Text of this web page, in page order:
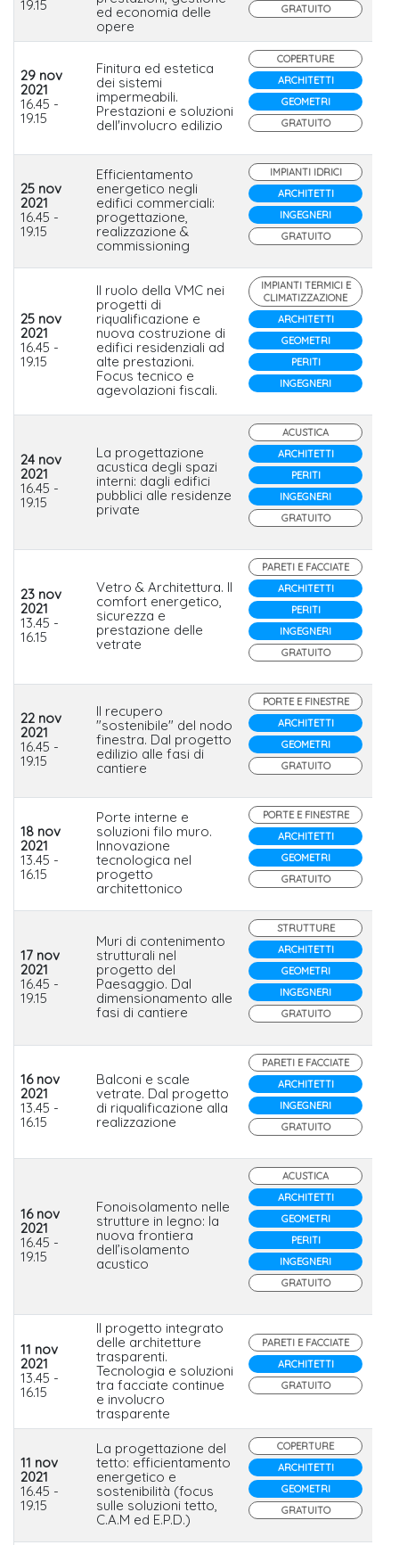
19.15
ed economia delle
opere
GRATUITO
29 nov
2021
16.45 -
19.15
Finitura ed estetica
dei sistemi
impermeabili.
Prestazioni e soluzioni
dell'involucro edilizio
COPERTURE
ARCHITETTI
GEOMETRI
GRATUITO
25 nov
2021
16.45 -
19.15
Efficientamento
energetico negli
edifici commerciali:
progettazione,
realizzazione &
commissioning
IMPIANTI IDRICI
ARCHITETTI
INGEGNERI
GRATUITO
25 nov
2021
16.45 -
19.15
Il ruolo della VMC nei
progetti di
riqualificazione e
nuova costruzione di
edifici residenziali ad
alte prestazioni.
Focus tecnico e
agevolazioni fiscali.
IMPIANTI TERMICI E
CLIMATIZZAZIONE
ARCHITETTI
GEOMETRI
PERITI
INGEGNERI
24 nov
2021
16.45 -
19.15
La progettazione
acustica degli spazi
interni: dagli edifici
pubblici alle residenze
private
ACUSTICA
ARCHITETTI
PERITI
INGEGNERI
GRATUITO
23 nov
2021
13.45 -
16.15
Vetro & Architettura. Il
comfort energetico,
sicurezza e
prestazione delle
vetrate
PARETI E FACCIATE
ARCHITETTI
PERITI
INGEGNERI
GRATUITO
22 nov
2021
16.45 -
19.15
Il recupero
"sostenibile" del nodo
finestra. Dal progetto
edilizio alle fasi di
cantiere
PORTE E FINESTRE
ARCHITETTI
GEOMETRI
GRATUITO
18 nov
2021
13.45 -
16.15
Porte interne e
soluzioni filo muro.
Innovazione
tecnologica nel
progetto
architettonico
PORTE E FINESTRE
ARCHITETTI
GEOMETRI
GRATUITO
17 nov
2021
16.45 -
19.15
Muri di contenimento
strutturali nel
progetto del
Paesaggio. Dal
dimensionamento alle
fasi di cantiere
STRUTTURE
ARCHITETTI
GEOMETRI
INGEGNERI
GRATUITO
16 nov
2021
13.45 -
16.15
Balconi e scale
vetrate. Dal progetto
di riqualificazione alla
realizzazione
PARETI E FACCIATE
ARCHITETTI
INGEGNERI
GRATUITO
16 nov
2021
16.45 -
19.15
Fonoisolamento nelle
strutture in legno: la
nuova frontiera
dell’isolamento
acustico
ACUSTICA
ARCHITETTI
GEOMETRI
PERITI
INGEGNERI
GRATUITO
11 nov
2021
13.45 -
16.15
Il progetto integrato
delle architetture
trasparenti.
Tecnologia e soluzioni
tra facciate continue
e involucro
trasparente
PARETI E FACCIATE
ARCHITETTI
GRATUITO
11 nov
2021
16.45 -
19.15
La progettazione del
tetto: efficientamento
energetico e
sostenibilità (focus
sulle soluzioni tetto,
C.A.M ed E.P.D.)
COPERTURE
ARCHITETTI
GEOMETRI
GRATUITO